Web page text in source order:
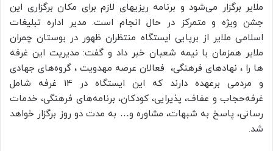
ملایر برگزار می‌شود و برنامه ریزیهای لازم برای مکان برگزاری این
جشن ویژه و متمرکز در حال انجام است. مدیر اداره تبلیغات
اسلامی ملایر از برپایی ایستگاه منتظران ظهور در بوستان چمران
ملایر همزمان با نیمه شعبان خبر داد و گفت: مدیریت این غرفه
ها را ، نهادهای فرهنگی، فعالان عرصه مهدویت ، گروه‌های جهادی
و مردمی برعهده دارند که این ایستگاه در 14 غرفه شامل
غرفه‌حجاب و عفاف، پذیرایی، کودکان، برنامه‌های فرهنگی، خدمات
رسانی، پاسخ به شبهات، مشاوره و… به مدت دو روز برگزار خواهد
شد.